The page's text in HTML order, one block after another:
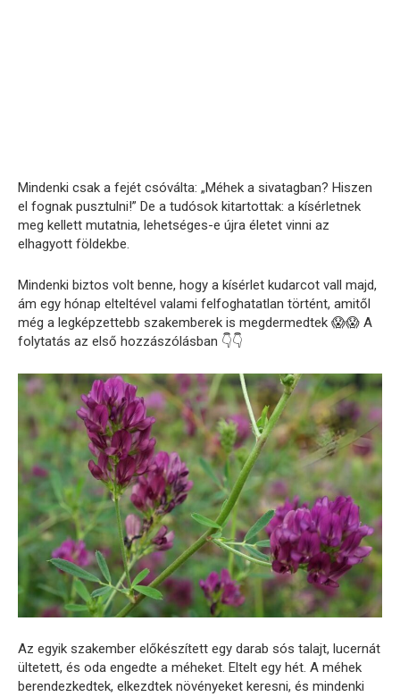
Mindenki csak a fejét csóválta: „Méhek a sivatagban? Hiszen
el fognak pusztulni!” De a tudósok kitartottak: a kísérletnek
meg kellett mutatnia, lehetséges-e újra életet vinni az
elhagyott földekbe.
Mindenki biztos volt benne, hogy a kísérlet kudarcot vall majd,
ám egy hónap elteltével valami felfoghatatlan történt, amitől
még a legképzettebb szakemberek is megdermedtek 😱😱 A
folytatás az első hozzászólásban 👇👇
Az egyik szakember előkészített egy darab sós talajt, lucernát
ültetett, és oda engedte a méheket. Eltelt egy hét. A méhek
berendezkedtek, elkezdtek növényeket keresni, és mindenki